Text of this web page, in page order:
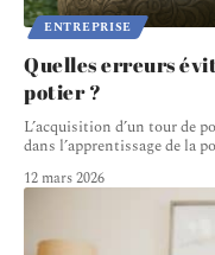
ENTREPRISE
Quelles erreurs
potier ?
L’acquisition d’un tour de
dans l’apprentissage de la
12 mars 2026